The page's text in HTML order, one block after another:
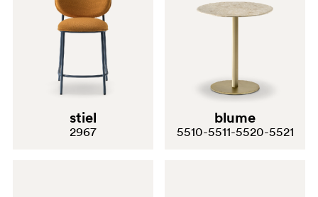
stiel
2967
blume
5510-5511-5520-5521